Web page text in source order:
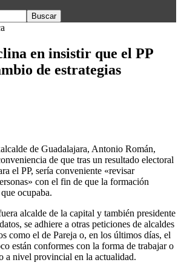
en insistir que el PP
de estrategias
de Guadalajara, Antonio Román,
de que tras un resultado electoral
el PP, sería conveniente «revisar
con el fin de que la formación
ocupaba.
alcalde de la capital y también presidente
se adhiere a otras peticiones de alcaldes
como el de Pareja o, en los últimos días, el
están conformes con la forma de trabajar o
a nivel provincial en la actualidad.